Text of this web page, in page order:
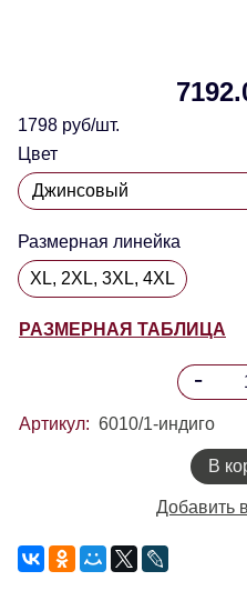
1798 руб/шт.
Цвет
Размерная линейка
XL, 2XL, 3XL, 4XL
РАЗМЕРНАЯ ТАБЛИЦА
Артикул: 6010/1-индиго
В
Добавить